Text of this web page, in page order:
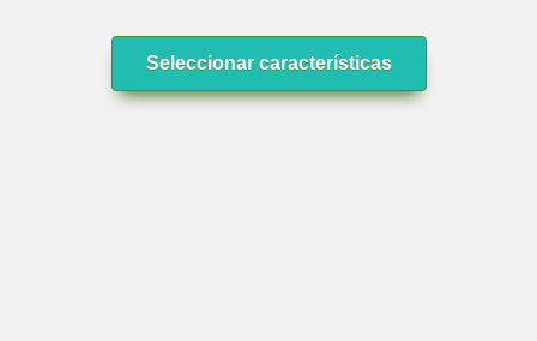
Seleccionar características